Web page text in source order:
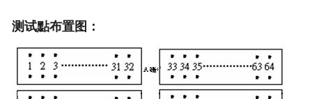
测试點布置图：